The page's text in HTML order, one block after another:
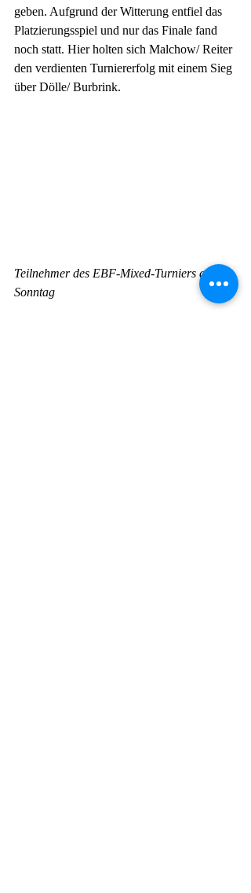
geben. Aufgrund der Witterung entfiel das
Platzierungsspiel und nur das Finale fand
noch statt. Hier holten sich Malchow/ Reiter
den verdienten Turniererfolg mit einem Sieg
über Dölle/ Burbrink.
Teilnehmer des EBF-Mixed-Turniers am
Sonntag